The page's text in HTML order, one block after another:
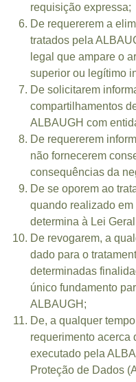
requisição expressa;
De requererem a
tratados pela
legal que ampare o
superior ou legítimo
De solicitarem
compartilhamentos
ALBAUGH com
De requererem
não fornecerem
consequências da
De se oporem ao
quando realizado
determina à Lei
De revogarem, a
dado para o
determinadas
único fundamento
ALBAUGH;
De, a qualquer
requerimento acerca
executado pela
Proteção de Dados